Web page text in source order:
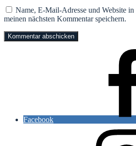
Name, E-Mail-Adresse und Website
meinen nächsten Kommentar speichern.
Facebook